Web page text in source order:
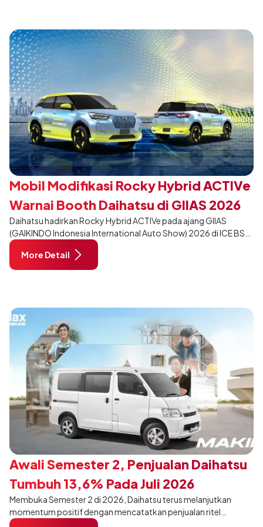
menjadi ciri khas Terios.
Mobil Modifikasi Rocky Hybrid ACTIVe
Warnai Booth Daihatsu di GIIAS 2026
Daihatsu hadirkan Rocky Hybrid ACTIVe pada ajang GIIAS
(GAIKINDO Indonesia International Auto Show) 2026 di ICE BSD
City, Tangerang. Terdapat 2 unit Rocky Hybrid yang
dimodifikasi untuk menghadirkan sarana inspirasi bagi
pengunjung mendukung gaya hidup yang aktif.
More Detail
Awali Semester 2, Penjualan Daihatsu
Tumbuh 13,6% Pada Juli 2026
Membuka Semester 2 di 2026, Daihatsu terus melanjutkan
momentum positif dengan mencatatkan penjualan ritel
sebanyak 12.750 unit pada Juli 2026. Capaian tersebut tumbuh